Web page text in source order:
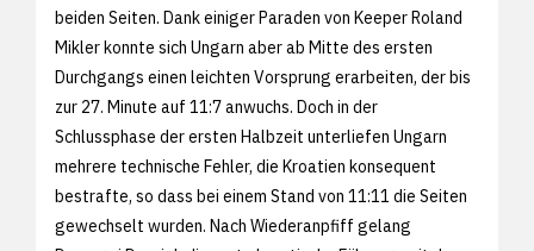
beiden Seiten. Dank einiger Paraden von Keeper Roland
Mikler konnte sich Ungarn aber ab Mitte des ersten
Durchgangs einen leichten Vorsprung erarbeiten, der bis
zur 27. Minute auf 11:7 anwuchs. Doch in der
Schlussphase der ersten Halbzeit unterliefen Ungarn
mehrere technische Fehler, die Kroatien konsequent
bestrafte, so dass bei einem Stand von 11:11 die Seiten
gewechselt wurden. Nach Wiederanpfiff gelang